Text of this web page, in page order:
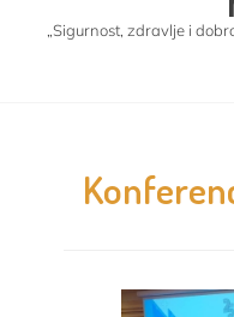
„Sigurnost, zdravlje i